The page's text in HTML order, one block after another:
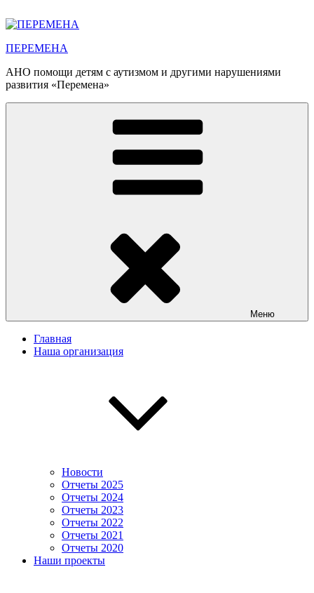
к
ПЕРЕМЕНА
АНО помощи детям с аутизмом и другими нарушениями
развития «Перемена»
Меню
Главная
Наша организация
Новости
Отчеты 2025
Отчеты 2024
Отчеты 2023
Отчеты 2022
Отчеты 2021
Отчеты 2020
Наши проекты